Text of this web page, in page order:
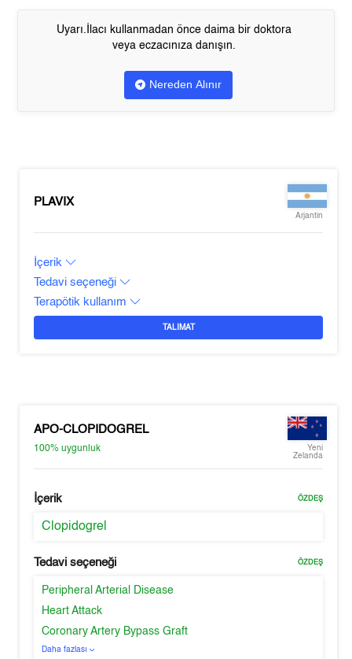
Uyarı.İlacı kullanmadan önce daima bir doktora
veya eczacınıza danışın.
Nereden Alınır
PLAVIX
Arjantin
İçerik
Tedavi seçeneği
Terapötik kullanım
TALIMAT
APO-CLOPIDOGREL
100%uygunluk
Yeni
Zelanda
İçerik ÖZDEŞ
Clopidogrel
Tedavi seçeneği ÖZDEŞ
Peripheral Arterial Disease
Heart Attack
Coronary Artery Bypass Graft
Daha fazlası